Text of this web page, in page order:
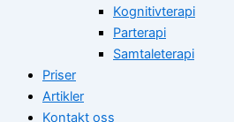
Kognitivterapi
Parterapi
Samtaleterapi
Priser
Artikler
Kontakt oss